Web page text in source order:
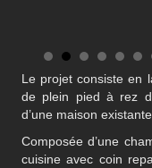
Le projet consiste en
de plein pied à rez
d’une maison
Composée d’une
cuisine avec coin